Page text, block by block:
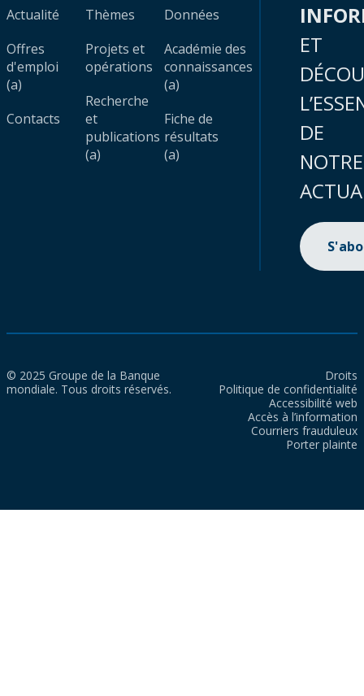
Actualité
Offres
d'emploi
(a)
Contacts
Thèmes
Projets et
opérations
Recherche
et
publications
(a)
Données
Académie des
connaissances
(a)
Fiche de
résultats
(a)
ET
DE
NOTRE
© 2025 Groupe de la Banque
mondiale. Tous droits réservés.
Droits
Politique de confidentialité
Accessibilité web
Accès à l’information
Courriers frauduleux
Porter plainte